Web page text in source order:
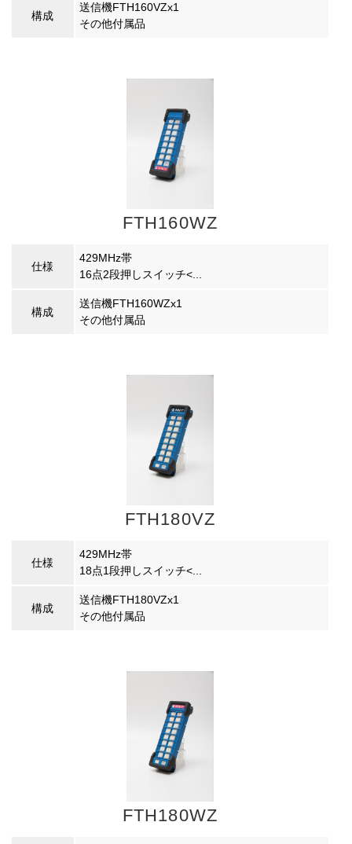
構成
送信機FTH160VZx1
その他付属品
FTH160WZ
仕様
429MHz帯
16点2段押しスイッチ<...
構成
送信機FTH160WZx1
その他付属品
FTH180VZ
仕様
429MHz帯
18点1段押しスイッチ<...
構成
送信機FTH180VZx1
その他付属品
FTH180WZ